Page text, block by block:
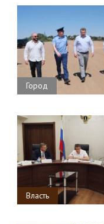
Город
Власть